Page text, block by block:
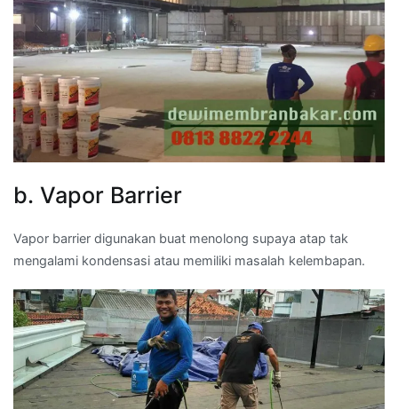
b. Vapor Barrier
Vapor barrier digunakan buat menolong supaya atap tak
mengalami kondensasi atau memiliki masalah kelembapan.